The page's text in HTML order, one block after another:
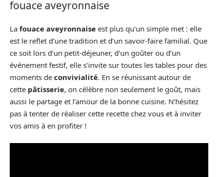
fouace aveyronnaise
La fouace aveyronnaise est plus qu’un simple met : elle
est le reflet d’une tradition et d’un savoir-faire familial. Que
ce soit lors d’un petit-déjeuner, d’un goûter ou d’un
événement festif, elle s’invite sur toutes les tables pour des
moments de convivialité. En se réunissant autour de
cette pâtisserie, on célèbre non seulement le goût, mais
aussi le partage et l’amour de la bonne cuisine. N’hésitez
pas à tenter de réaliser cette recette chez vous et à inviter
vos amis à en profiter !